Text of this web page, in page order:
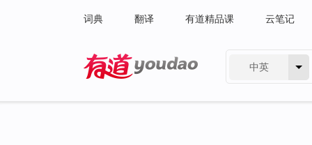
词典 翻译 有道精品课 云笔记
中英